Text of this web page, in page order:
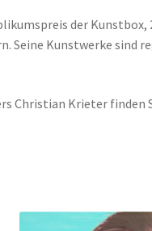
der Kunstbox,
Seine Kunstwerke sind
Christian Krieter finden